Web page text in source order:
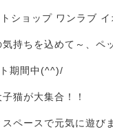
ショップ ワンラブ
持ちを込めて～、ペ
期間中(^^)/
猫が大集合！！
ペースで元気に遊